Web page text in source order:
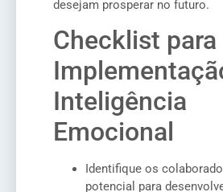
desejam prosperar no futuro.
Checklist para
Inteligência
Emocional
Identifique os
potencial para